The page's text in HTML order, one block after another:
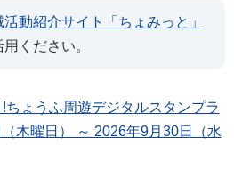
動紹介サイト「ちょみっと」
用ください。
ちょうふ周遊デジタルスタンプラ
木曜日） ～ 2026年9月30日（水